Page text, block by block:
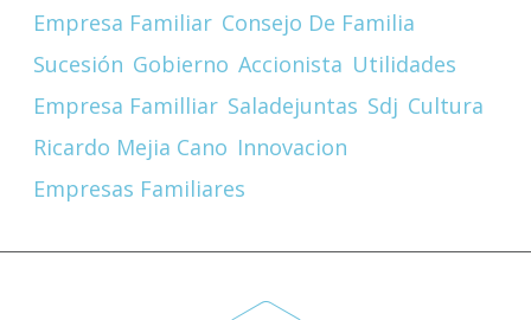
Empresa Familiar Consejo De Familia
Sucesión Gobierno Accionista Utilidades
Empresa Familliar Saladejuntas Sdj Cultura
Ricardo Mejia Cano Innovacion
Empresas Familiares